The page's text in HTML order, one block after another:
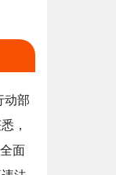
动部
，
面